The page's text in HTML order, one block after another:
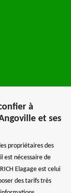
à
et ses
propriétaires des
est nécessaire de
Elagage est celui
des tarifs très